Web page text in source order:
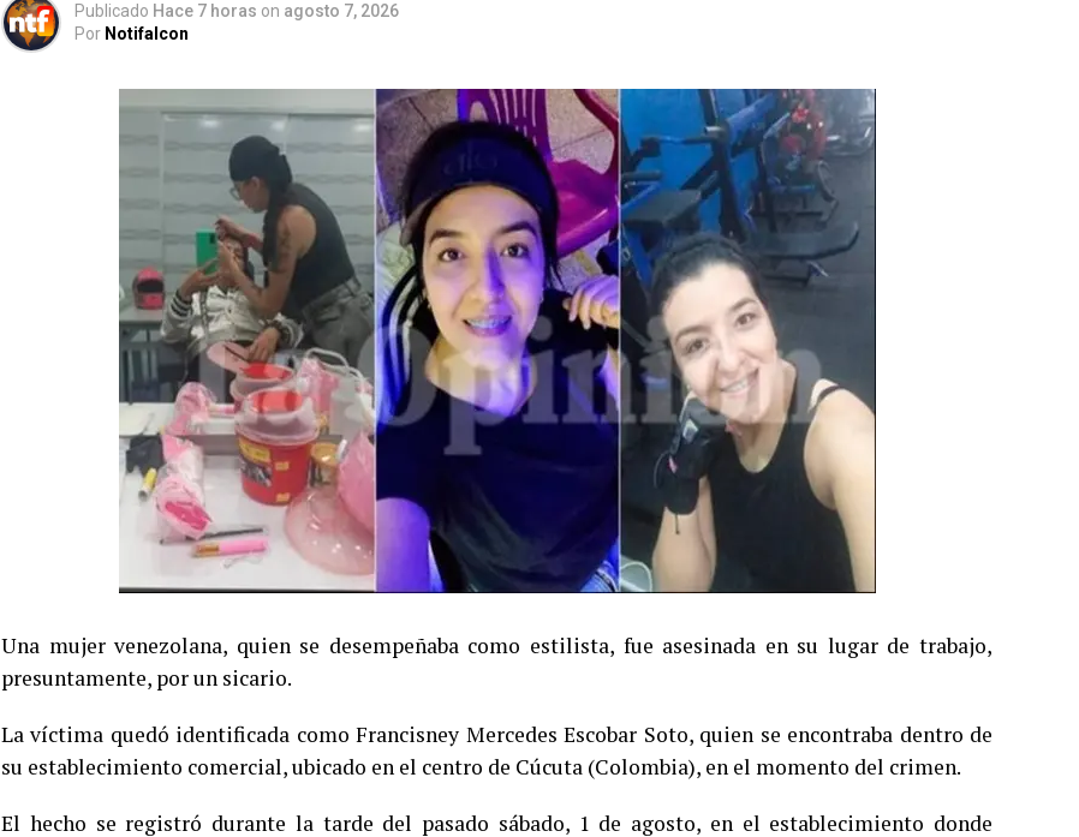
Publicado Hace 7 horas on agosto 7, 2026
Por Notifalcon
Una mujer venezolana, quien se desempeñaba como estilista, fue asesinada en su lugar de trabajo,
presuntamente, por un sicario.
La víctima quedó identificada como Francisney Mercedes Escobar Soto, quien se encontraba dentro de
su establecimiento comercial, ubicado en el centro de Cúcuta (Colombia), en el momento del crimen.
El hecho se registró durante la tarde del pasado sábado, 1 de agosto, en el establecimiento donde